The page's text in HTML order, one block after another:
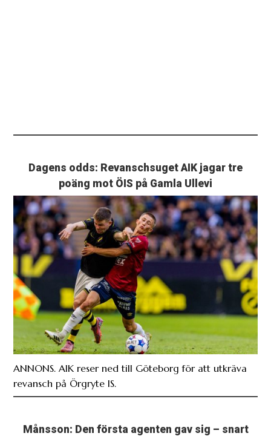
Dagens odds: Revanschsuget AIK jagar tre
ANNONS. AIK reser ned till Göteborg för att utkräva
revansch på Örgryte IS.
Månsson: Den första agenten gav sig – snart